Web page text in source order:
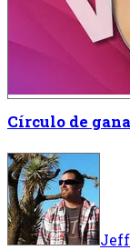
Círculo de